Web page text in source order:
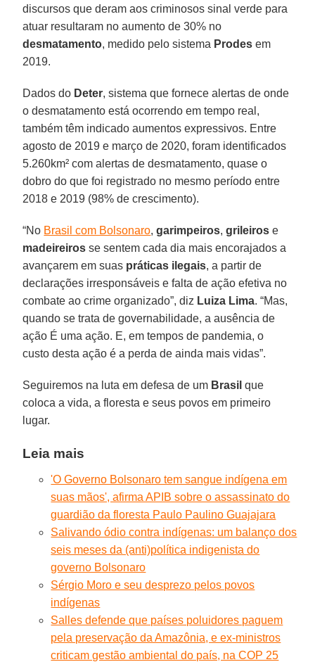
discursos que deram aos criminosos sinal verde para
atuar resultaram no aumento de 30% no
desmatamento, medido pelo sistema Prodes em
2019.
Dados do Deter, sistema que fornece alertas de onde
o desmatamento está ocorrendo em tempo real,
também têm indicado aumentos expressivos. Entre
agosto de 2019 e março de 2020, foram identificados
5.260km² com alertas de desmatamento, quase o
dobro do que foi registrado no mesmo período entre
2018 e 2019 (98% de crescimento).
“No Brasil com Bolsonaro,garimpeiros,grileiros e
madeireiros se sentem cada dia mais encorajados a
avançarem em suas práticas ilegais, a partir de
declarações irresponsáveis e falta de ação efetiva no
combate ao crime organizado”, diz Luiza Lima. “Mas,
quando se trata de governabilidade, a ausência de
ação É uma ação. E, em tempos de pandemia, o
custo desta ação é a perda de ainda mais vidas”.
Seguiremos na luta em defesa de um Brasil que
coloca a vida, a floresta e seus povos em primeiro
lugar.
Leia mais
'O Governo Bolsonaro tem sangue indígena em
suas mãos', afirma APIB sobre o assassinato do
guardião da floresta Paulo Paulino Guajajara
Salivando ódio contra indígenas: um balanço dos
seis meses da (anti)política indigenista do
governo Bolsonaro
Sérgio Moro e seu desprezo pelos povos
indígenas
Salles defende que países poluidores paguem
pela preservação da Amazônia, e ex-ministros
criticam gestão ambiental do país, na COP 25